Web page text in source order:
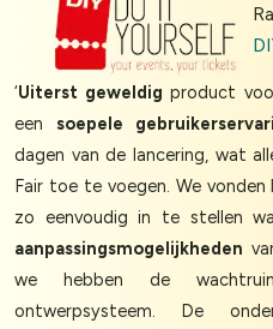
‘Uiterst geweldig product
een soepele
dagen van de lancering, wat
Fair toe te voegen. We
zo eenvoudig in te stellen
aanpassingsmogelijkheden
we hebben de
ontwerpsysteem. De